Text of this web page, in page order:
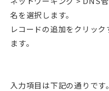
名を選択します。
レコードの追加をクリッ
ます。
入力項目は下記の通りです。